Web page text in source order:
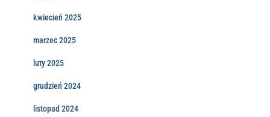
kwiecień 2025
marzec 2025
luty 2025
grudzień 2024
listopad 2024